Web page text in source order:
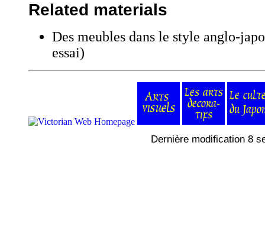
Related materials
Des meubles dans le style anglo-
essai)
Dernière modification 8